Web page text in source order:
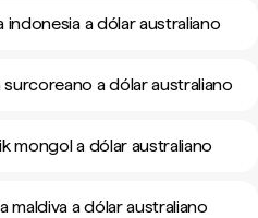
a dólar australiano
a dólar australiano
mongol a dólar australiano
a dólar australiano